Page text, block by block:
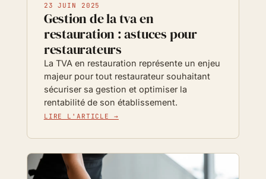
23 JUIN 2025
Gestion de la tva en
restauration : astuces pour
restaurateurs
La TVA en restauration représente un enjeu
majeur pour tout restaurateur souhaitant
sécuriser sa gestion et optimiser la
rentabilité de son établissement.
LIRE L'ARTICLE →